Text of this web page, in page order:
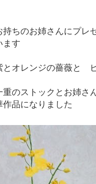
持ちのお姉さんにプ
ます
とオレンジの薔薇と
重のストックとお姉さ
品になりました